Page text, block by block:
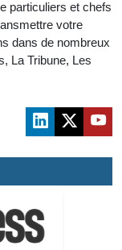
particuliers et chefs
votre
dans de nombreux
La Tribune, Les